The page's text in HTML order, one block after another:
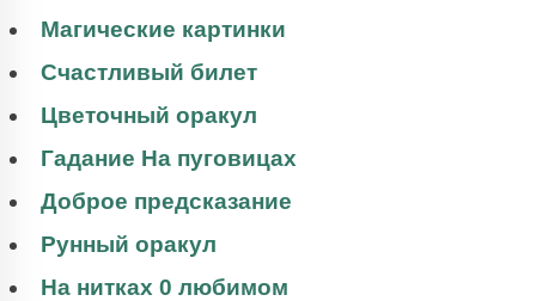
Магические картинки
Счастливый билет
Цветочный оракул
Гадание На пуговицах
Доброе предсказание
Рунный оракул
На нитках 0 любимом